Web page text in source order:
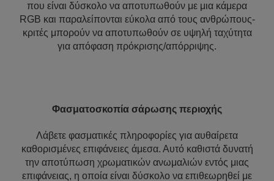
που είναι δύσκολο να αποτυπωθούν με μια κάμερα
RGB και παραλείπονται εύκολα από τους ανθρώπους-
κριτές μπορούν να αποτυπωθούν σε υψηλή ταχύτητα
για απόφαση πρόκρισης/απόρριψης.
Φασματοσκοπία σάρωσης περιοχής
Λάβετε φασματικές πληροφορίες για αυθαίρετα
καθορισμένες επιφάνειες άμεσα. Αυτό καθιστά δυνατή
την αποτύπωση χρωματικών ανωμαλιών εντός μιας
επιφάνειας, η οποία είναι δύσκολο να επιθεωρηθεί με